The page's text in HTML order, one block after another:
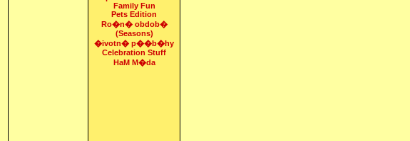
Family Fun
Pets Edition
Ro�n� obdob�
(Seasons)
�ivotn� p��b�hy
Celebration Stuff
HaM M�da